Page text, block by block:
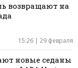
возвращают на
15:26 | 29 февраля
новые седаны